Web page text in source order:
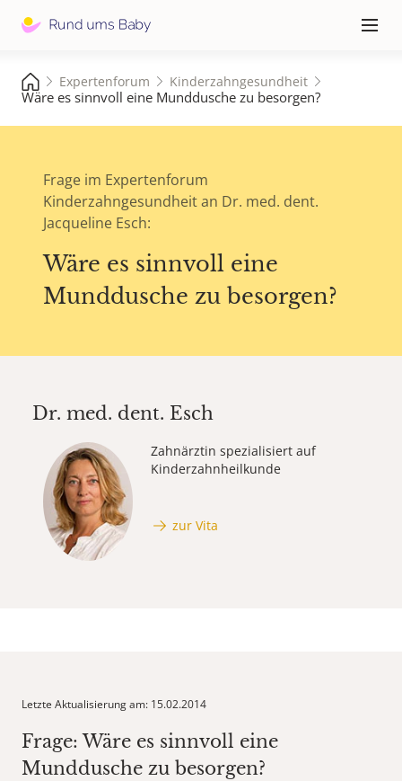
≡
Expertenforum Kinderzahngesundheit
Wäre es sinnvoll eine Munddusche zu besorgen?
Frage im Expertenforum
Kinderzahngesundheit an Dr. med. dent.
Jacqueline Esch:
Wäre es sinnvoll eine
Munddusche zu besorgen?
Dr. med. dent. Esch
Zahnärztin spezialisiert auf
Kinderzahnheilkunde
zur Vita
Letzte Aktualisierung am: 15.02.2014
Frage: Wäre es sinnvoll eine
Munddusche zu besorgen?